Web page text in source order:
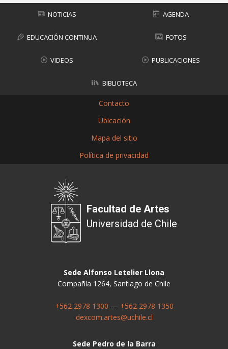
NOTICIAS AGENDA
EDUCACIÓN CONTINUA FOTOS
VIDEOS PUBLICACIONES
BIBLIOTECA
Contacto
Ubicación
Mapa del sitio
Política de privacidad
Facultad de Artes
Universidad de Chile
Sede Alfonso Letelier Llona
Compañía 1264, Santiago de Chile
+562 2978 1300 — +562 2978 1350
dexcom.artes@uchile.cl
Sede Pedro de la Barra